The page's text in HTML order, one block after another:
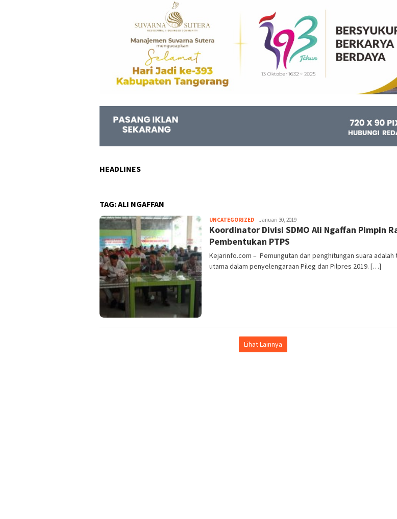
HEADLINES
TAG:ALI NGAFFAN
UNCATEGORIZED Kejar
Info
Januari 30, 2019
Koordinator Divisi SDMO Ali Ngaffan Pimpin
Pembentukan PTPS
Kejarinfo.com – Pemungutan dan penghitungan suara adalah
utama dalam penyelengaraan Pileg dan Pilpres 2019. […]
Lihat Lainnya